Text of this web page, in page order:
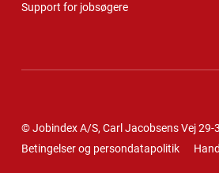
Support for jobsøgere
© Jobindex A/S, Carl Jacobsens Vej 29-
Betingelser og persondatapolitik